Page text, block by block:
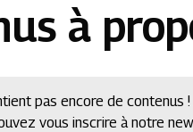
à
pas encore de contenus
vous inscrire à notre